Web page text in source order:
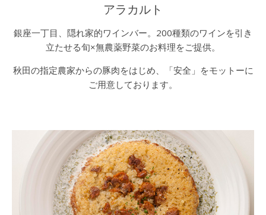
アラカルト
銀座一丁目、隠れ家的ワインバー。200種類のワインを引き
立たせる旬×無農薬野菜のお料理をご提供。
秋田の指定農家からの豚肉をはじめ、「安全」をモットーに
ご用意しております。